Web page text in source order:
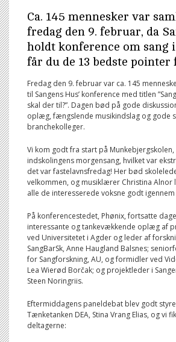
Ca. 145 mennesker var
fredag den 9. februar, da
holdt konference om sang
får du de 13 bedste pointer
Fredag den 9. februar var ca. 145
til Sangens Hus’ konference med titlen
skal der til?”. Dagen bød på gode
oplæg, fængslende musikindslag og gode
branchekolleger.
Vi kom godt fra start på
indskolingens morgensang, hvilket var
det var fastelavnsfredag! Her bød
velkommen, og musiklærer Christina Alnor
alle de interesserede voksne godt igennem
På konferencestedet, Phønix, fortsatte
interessante og tankevækkende oplæg af
ved Universitetet i Agder og leder af
SangBarSk, Anne Haugland Balsnes;
for Sangforskning, AU, og formidler ved
Lea Wierød Borčak; og projektleder i
Steen Noringriis.
Eftermiddagens paneldebat blev godt
Tænketanken DEA, Stina Vrang Elias, og vi
deltagerne: